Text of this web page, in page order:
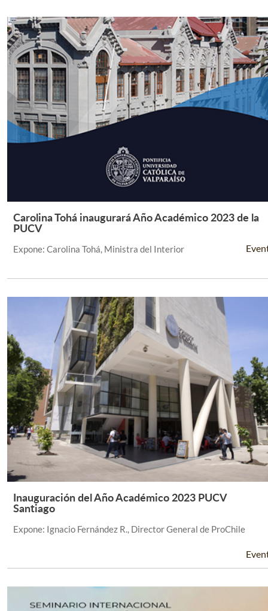
Leer Más +
Carolina Tohá inaugurará Año Académico 2023 de la
PUCV
Expone: Carolina Tohá, Ministra del Interior
Leer Más +
Inauguración del Año Académico 2023 PUCV
Santiago
Expone: Ignacio Fernández R., Director General de ProChile